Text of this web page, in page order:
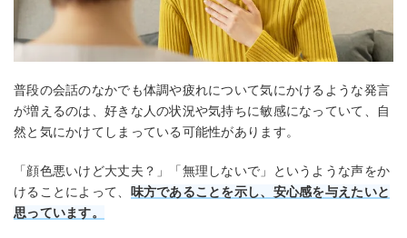
普段の会話のなかでも体調や疲れについて気にかけるような発言
が増えるのは、好きな人の状況や気持ちに敏感になっていて、自
然と気にかけてしまっている可能性があります。
「顔色悪いけど大丈夫？」「無理しないで」というような声をか
けることによって、
味方であることを示し、安心感を与えたいと
思っています。